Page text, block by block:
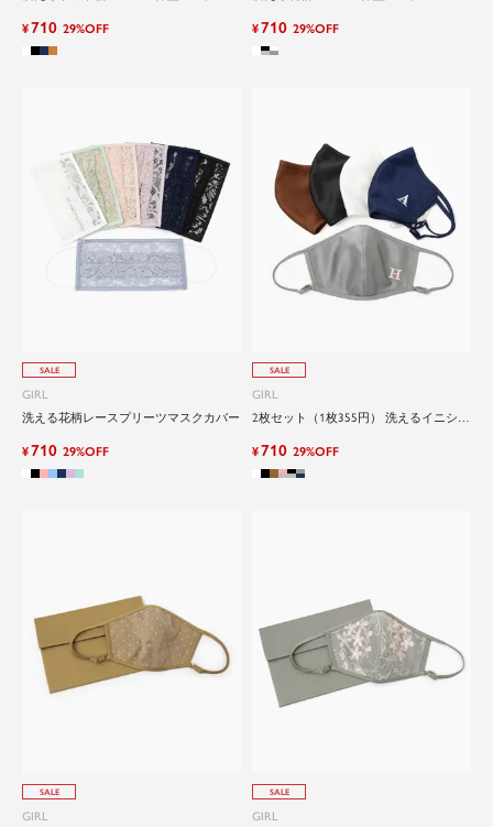
¥710 29%OFF ¥710 29%OFF
SALE
GIRL
洗える花柄レースプリーツマスクカバー
¥710 29%OFF
SALE
GIRL
2枚セット（1枚355円） 洗えるイニシャ
¥710 29%OFF
SALE
GIRL
SALE
GIRL